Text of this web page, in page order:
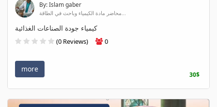
By: Islam gaber
محاضر مادة الكيمياء وباحث في الطاقة...
كيمياء جودة الصناعات الغذائية
(0 Reviews) 0
more
30$